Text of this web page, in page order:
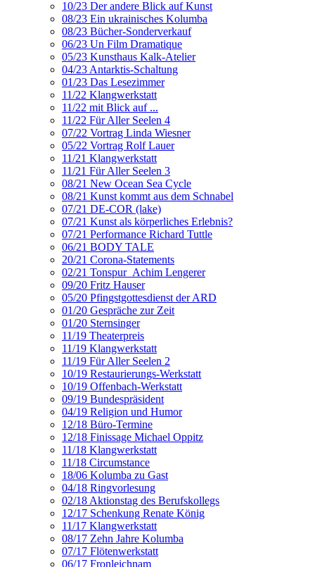
10/23 Der andere Blick auf Kunst
08/23 Ein ukrainisches Kolumba
08/23 Bücher-Sonderverkauf
06/23 Un Film Dramatique
05/23 Kunsthaus Kalk-Atelier
04/23 Antarktis-Schaltung
01/23 Das Lesezimmer
11/22 Klangwerkstatt
11/22 mit Blick auf ...
11/22 Für Aller Seelen 4
07/22 Vortrag Linda Wiesner
05/22 Vortrag Rolf Lauer
11/21 Klangwerkstatt
11/21 Für Aller Seelen 3
08/21 New Ocean Sea Cycle
08/21 Kunst kommt aus dem Schnabel
07/21 DE-COR (lake)
07/21 Kunst als körperliches Erlebnis?
07/21 Performance Richard Tuttle
06/21 BODY TALE
20/21 Corona-Statements
02/21 Tonspur_Achim Lengerer
09/20 Fritz Hauser
05/20 Pfingstgottesdienst der ARD
01/20 Gespräche zur Zeit
01/20 Sternsinger
11/19 Theaterpreis
11/19 Klangwerkstatt
11/19 Für Aller Seelen 2
10/19 Restaurierungs-Werkstatt
10/19 Offenbach-Werkstatt
09/19 Bundespräsident
04/19 Religion und Humor
12/18 Büro-Termine
12/18 Finissage Michael Oppitz
11/18 Klangwerkstatt
11/18 Circumstance
18/06 Kolumba zu Gast
04/18 Ringvorlesung
02/18 Aktionstag des Berufskollegs
12/17 Schenkung Renate König
11/17 Klangwerkstatt
08/17 Zehn Jahre Kolumba
07/17 Flötenwerkstatt
06/17 Fronleichnam